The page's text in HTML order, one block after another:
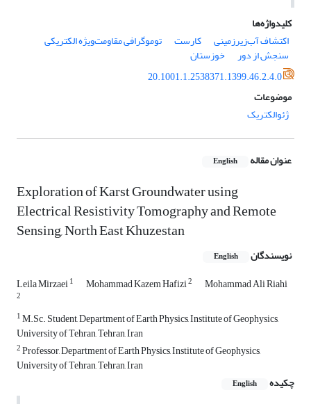
کلیدواژه‌ها
اکتشاف آب‌زیرزمینی
کارست توموگرافی مقاومت‌ویژه الکتریکی
سنجش از دور
خوزستان
20.1001.1.2538371.1399.46.2.4.0
موضوعات
ژئوالکتریک
عنوان مقاله English
Exploration of Karst Groundwater using
Electrical Resistivity Tomography and Remote
Sensing, North East Khuzestan
نویسندگان English
Leila Mirzaei1 Mohammad Kazem Hafizi2 Mohammad Ali Riahi
2
1M.Sc. Student, Department of Earth Physics, Institute of Geophysics,
University of Tehran, Tehran, Iran
2Professor, Department of Earth Physics, Institute of Geophysics,
University of Tehran, Tehran, Iran
چکیده
English